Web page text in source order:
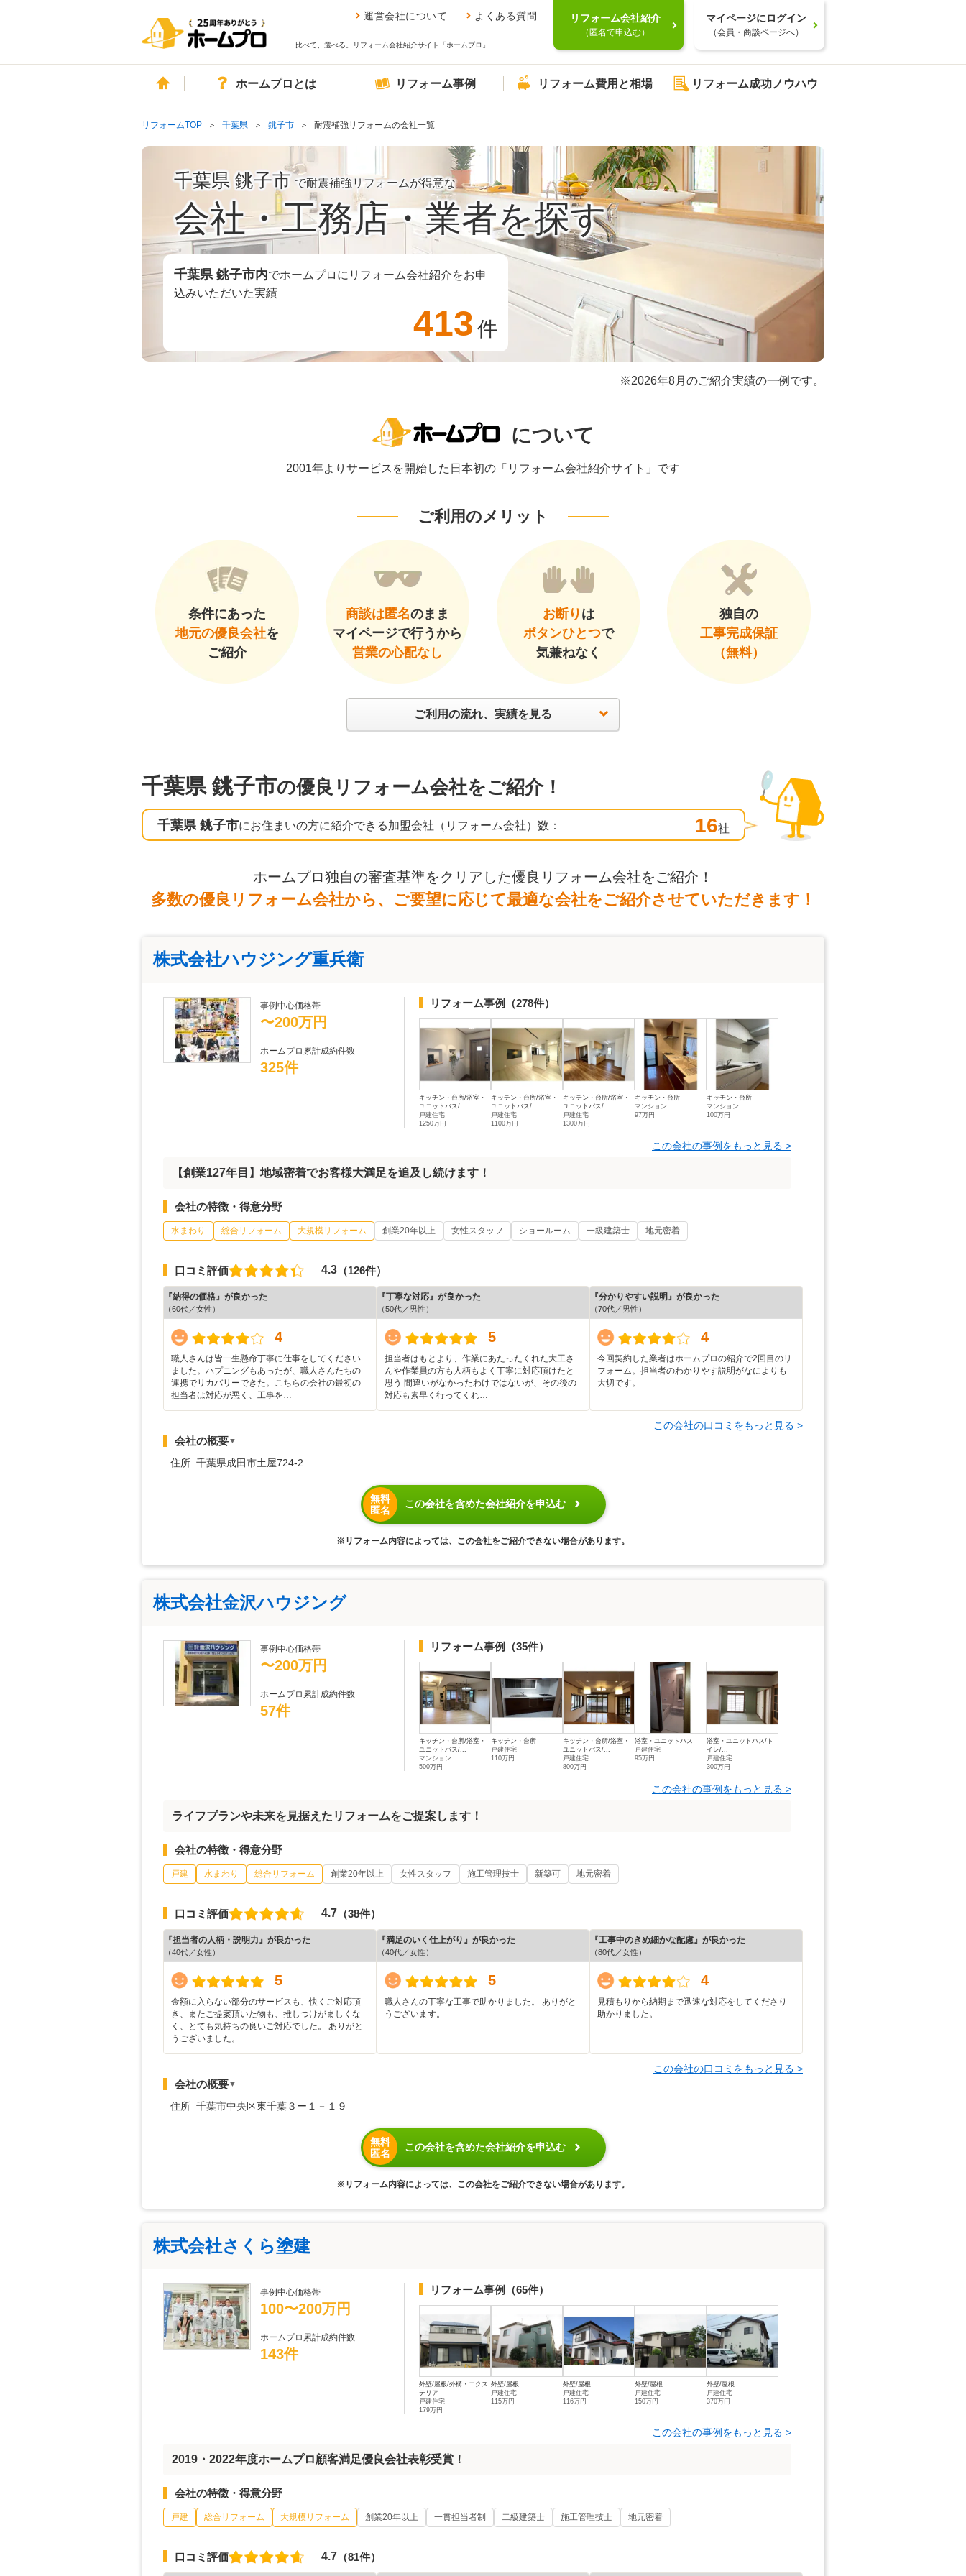
運営会社について よくある質問
比べて、選べる。リフォーム会社紹介サイト「ホームプロ」
リフォーム会社紹介
（匿名で申込む）
マイページにログイン
（会員・商談ページへ）
ホームホームプロとは リフォーム事例 リフォーム費用と相場 リフォーム成功ノウハウ
リフォームTOP 千葉県 銚子市 耐震補強リフォームの会社一覧
千葉県 銚子市 で耐震補強リフォームが得意な
会社・工務店・業者を探す
千葉県 銚子市内でホームプロにリフォーム会社紹介をお申
込みいただいた実績
413 件
※2026年8月のご紹介実績の一例です。
について
2001年よりサービスを開始した日本初の「リフォーム会社紹介サイト」です
ご利用のメリット
条件にあった
地元の優良会社を
ご紹介
商談は匿名のまま
マイページで行うから
営業の心配なし
お断り は
ボタンひとつで
気兼ねなく
独自の
工事完成保証
（無料）
ご利用の流れ、実績を見る
千葉県 銚子市の優良リフォーム会社をご紹介！
千葉県 銚子市にお住まいの方に紹介できる加盟会社（リフォーム会社）数： 16社
ホームプロ独自の審査基準をクリアした優良リフォーム会社をご紹介！
多数の優良リフォーム会社から、ご要望に応じて最適な会社をご紹介させていただきます！
株式会社ハウジング重兵衛
事例中心価格帯
〜200万円
ホームプロ累計成約件数
325件
リフォーム事例 （278件）
キッチン・台所/浴室・
ユニットバス/...
戸建住宅
1250万円
キッチン・台所/浴室・
ユニットバス/...
戸建住宅
1100万円
キッチン・台所/浴室・
ユニットバス/...
戸建住宅
1300万円
キッチン・台所
マンション
97万円
キッチン・台所
マンション
100万円
この会社の事例をもっと見る >
【創業127年目】地域密着でお客様大満足を追及し続けます！
会社の特徴・得意分野
水まわり 総合リフォーム 大規模リフォーム 創業20年以上 女性スタッフ ショールーム 一級建築士 地元密着
口コミ評価 4.3 （126件）
『納得の価格』が良かった
（60代／女性）
4
職人さんは皆一生懸命丁寧に仕事をしてください
ました。ハプニングもあったが、職人さんたちの
連携でリカバリーできた。こちらの会社の最初の
担当者は対応が悪く、工事を…
『丁寧な対応』が良かった
（50代／男性）
5
担当者はもとより、作業にあたったくれた大工さ
んや作業員の方も人柄もよく丁寧に対応頂けたと
思う 間違いがなかったわけではないが、その後の
対応も素早く行ってくれ…
『分かりやすい説明』が良かった
（70代／男性）
4
今回契約した業者はホームプロの紹介で2回目のリ
フォーム。担当者のわかりやす説明がなによりも
大切です。
この会社の口コミをもっと見る >
会社の概要▼
住所 千葉県成田市土屋724-2
無料
匿名
この会社を含めた会社紹介を申込む
※リフォーム内容によっては、この会社をご紹介できない場合があります。
株式会社金沢ハウジング
事例中心価格帯
〜200万円
ホームプロ累計成約件数
57件
リフォーム事例 （35件）
キッチン・台所/浴室・
ユニットバス/...
マンション
500万円
キッチン・台所
戸建住宅
110万円
キッチン・台所/浴室・
ユニットバス/...
戸建住宅
800万円
浴室・ユニットバス
戸建住宅
95万円
浴室・ユニットバス/ト
イレ/...
戸建住宅
300万円
この会社の事例をもっと見る >
ライフプランや未来を見据えたリフォームをご提案します！
会社の特徴・得意分野
戸建 水まわり 総合リフォーム 創業20年以上 女性スタッフ 施工管理技士 新築可 地元密着
口コミ評価 4.7 （38件）
『担当者の人柄・説明力』が良かった
（40代／女性）
5
金額に入らない部分のサービスも、快くご対応頂
き、またご提案頂いた物も、推しつけがましくな
く、とても気持ちの良いご対応でした。 ありがと
うございました。
『満足のいく仕上がり』が良かった
（40代／女性）
5
職人さんの丁寧な工事で助かりました。 ありがと
うございます。
『工事中のきめ細かな配慮』が良かった
（80代／女性）
4
見積もりから納期まで迅速な対応をしてくださり
助かりました。
この会社の口コミをもっと見る >
会社の概要▼
住所 千葉市中央区東千葉３ー１－１９
無料
匿名
この会社を含めた会社紹介を申込む
※リフォーム内容によっては、この会社をご紹介できない場合があります。
株式会社さくら塗建
事例中心価格帯
100〜200万円
ホームプロ累計成約件数
143件
リフォーム事例 （65件）
外壁/屋根/外構・エクス
テリア
戸建住宅
179万円
外壁/屋根
戸建住宅
115万円
外壁/屋根
戸建住宅
116万円
外壁/屋根
戸建住宅
150万円
外壁/屋根
戸建住宅
370万円
この会社の事例をもっと見る >
2019・2022年度ホームプロ顧客満足優良会社表彰受賞！
会社の特徴・得意分野
戸建 総合リフォーム 大規模リフォーム 創業20年以上 一貫担当者制 二級建築士 施工管理技士 地元密着
口コミ評価 4.7 （81件）